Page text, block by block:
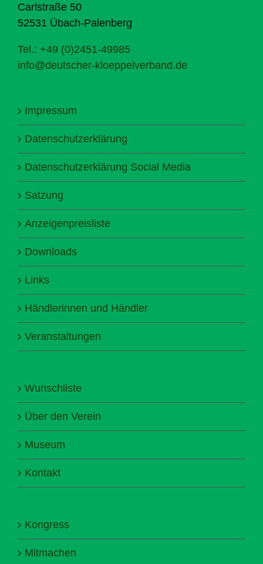
Carlstraße 50
52531 Übach-Palenberg
Tel.: +49 (0)2451-49985
info@deutscher-kloeppelverband.de
Impressum
Datenschutzerklärung
Datenschutzerklärung Social Media
Satzung
Anzeigenpreisliste
Downloads
Links
Händlerinnen und Händler
Veranstaltungen
Wunschliste
Über den Verein
Museum
Kontakt
Kongress
Mitmachen